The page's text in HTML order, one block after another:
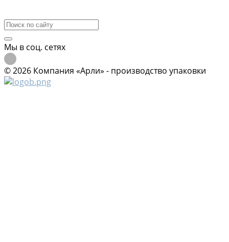
Мы в соц. сетях
© 2026 Компания «Арли» - производство упаковки